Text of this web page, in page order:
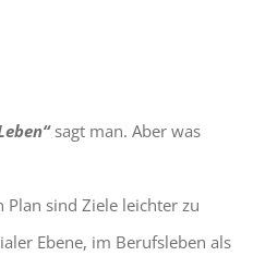
sagt man. Aber was
sind Ziele leichter zu
Ebene, im Berufsleben als